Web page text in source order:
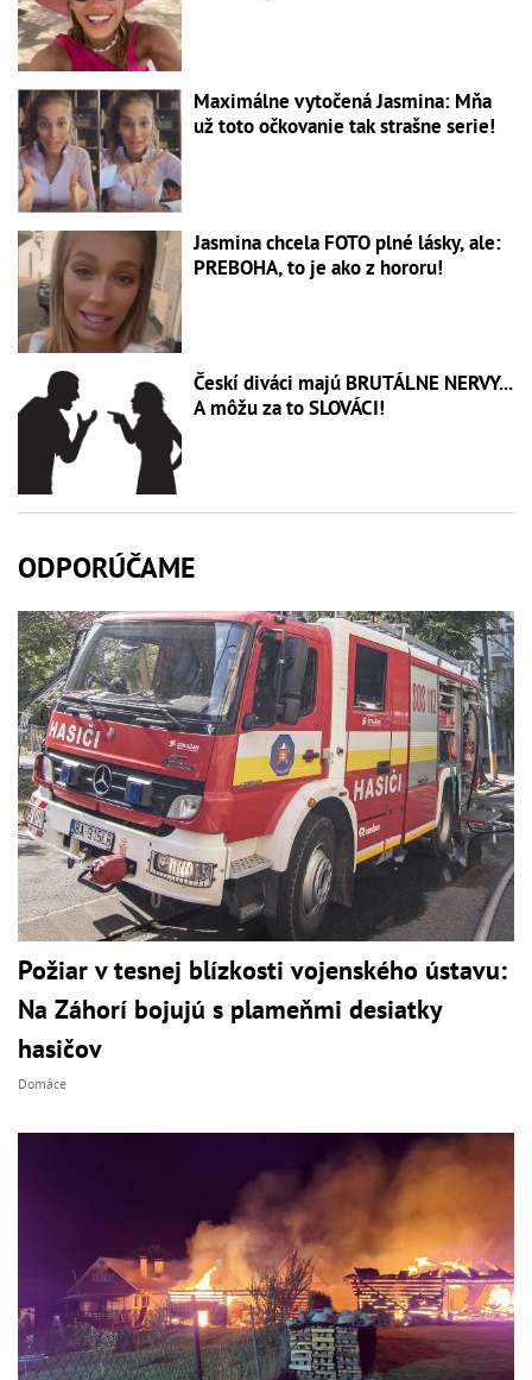
Maximálne vytočená Jasmina: Mňa
už toto očkovanie tak strašne serie!
Jasmina chcela FOTO plné lásky, ale:
PREBOHA, to je ako z hororu!
Českí diváci majú BRUTÁLNE NERVY...
A môžu za to SLOVÁCI!
ODPORÚČAME
Požiar v tesnej blízkosti vojenského ústavu:
Na Záhorí bojujú s plameňmi desiatky
hasičov
Domáce